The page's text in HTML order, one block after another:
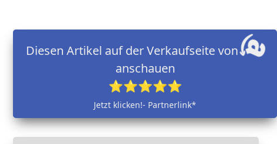
Diesen Artikel auf der Verkaufseite von
anschauen
⭐⭐⭐⭐⭐
Jetzt klicken!- Partnerlink*